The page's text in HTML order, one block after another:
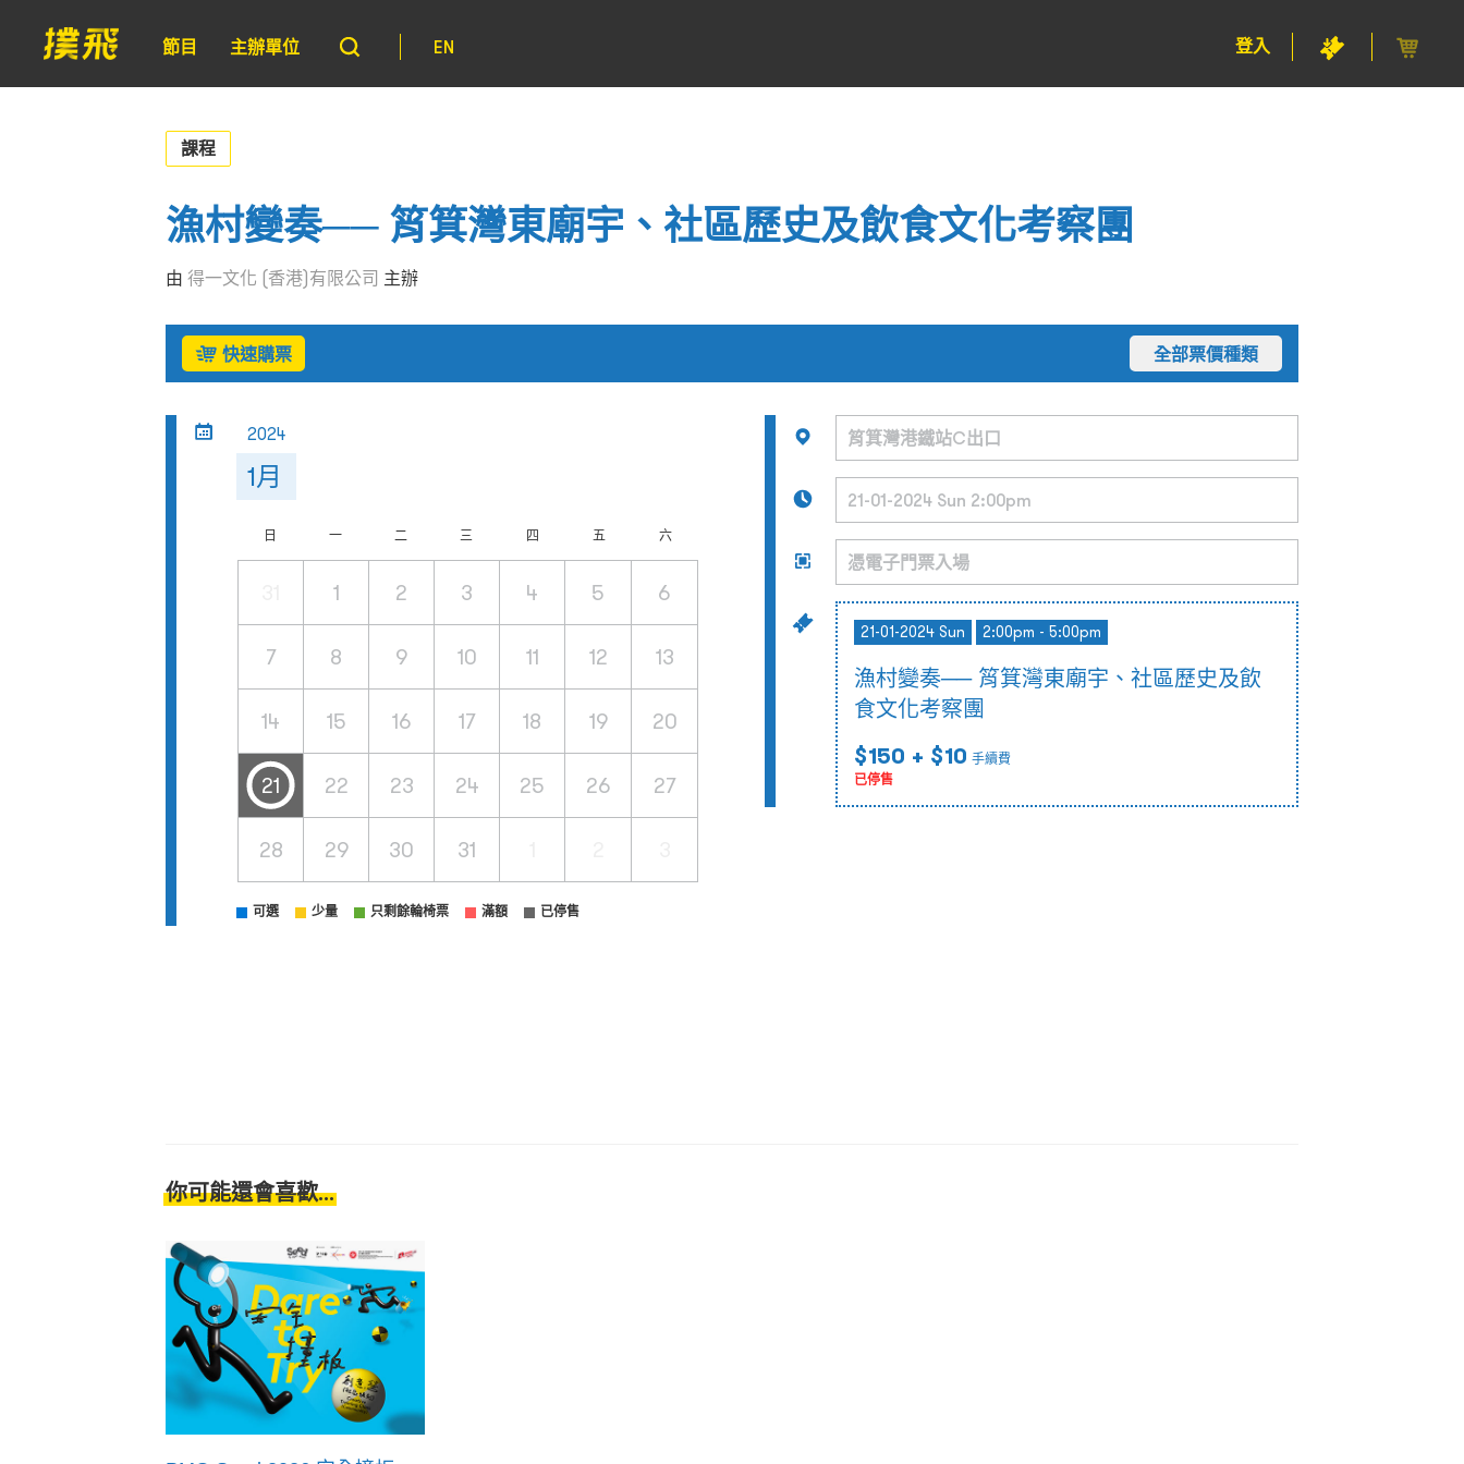
節目 主辦單位 EN 登入
課程
漁村變奏── 筲箕灣東廟宇、社區歷史及飲食文化考察團
由 得一文化 (香港)有限公司 主辦
快速購票 全部票價種類
2024
1月
日 一 二 三 四 五 六
1 2 3 4 5 6
7 8 9 10 11 12 13
14 15 16 17 18 19 20
21 22 23 24 25 26 27
28 29 30 31
可選 少量 只剩餘輪椅票 滿額 已停售
21-01-2024 Sun 2:00pm - 5:00pm
漁村變奏── 筲箕灣東廟宇、社區歷史及飲
食文化考察團
$150 + $10 手續費
已停售
你可能還會喜歡...